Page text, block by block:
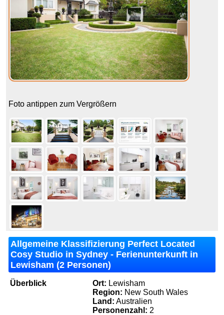
Foto antippen zum Vergrößern
Allgemeine Klassifizierung Perfect Located
Cosy Studio in Sydney - Ferienunterkunft in
Lewisham (2 Personen)
Überblick Ort: Lewisham
Region: New South Wales
Land: Australien
Personenzahl: 2